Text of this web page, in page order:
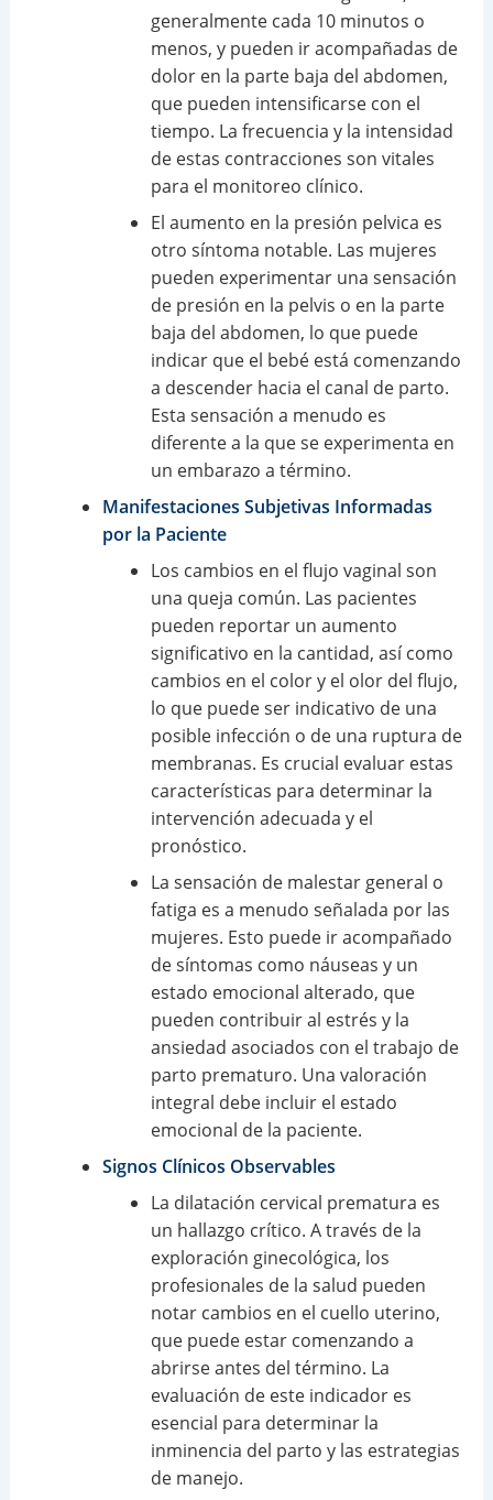
generalmente cada 10 minutos o
menos, y pueden ir acompañadas de
dolor en la parte baja del abdomen,
que pueden intensificarse con el
tiempo. La frecuencia y la intensidad
de estas contracciones son vitales
para el monitoreo clínico.
El aumento en la presión pelvica es
otro síntoma notable. Las mujeres
pueden experimentar una sensación
de presión en la pelvis o en la parte
baja del abdomen, lo que puede
indicar que el bebé está comenzando
a descender hacia el canal de parto.
Esta sensación a menudo es
diferente a la que se experimenta en
un embarazo a término.
Manifestaciones Subjetivas Informadas
por la Paciente
Los cambios en el flujo vaginal son
una queja común. Las pacientes
pueden reportar un aumento
significativo en la cantidad, así como
cambios en el color y el olor del flujo,
lo que puede ser indicativo de una
posible infección o de una ruptura de
membranas. Es crucial evaluar estas
características para determinar la
intervención adecuada y el
pronóstico.
La sensación de malestar general o
fatiga es a menudo señalada por las
mujeres. Esto puede ir acompañado
de síntomas como náuseas y un
estado emocional alterado, que
pueden contribuir al estrés y la
ansiedad asociados con el trabajo de
parto prematuro. Una valoración
integral debe incluir el estado
emocional de la paciente.
Signos Clínicos Observables
La dilatación cervical prematura es
un hallazgo crítico. A través de la
exploración ginecológica, los
profesionales de la salud pueden
notar cambios en el cuello uterino,
que puede estar comenzando a
abrirse antes del término. La
evaluación de este indicador es
esencial para determinar la
inminencia del parto y las estrategias
de manejo.